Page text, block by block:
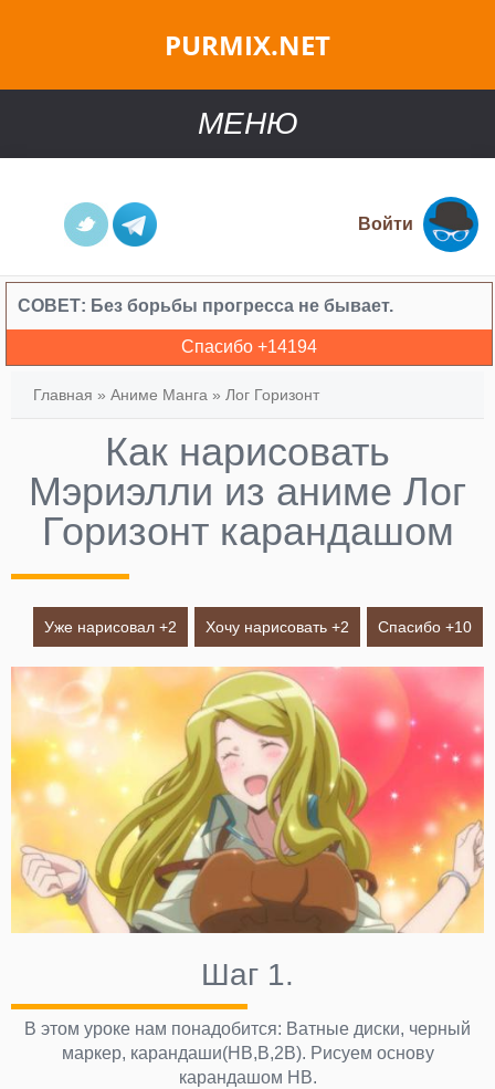
PURMIX.NET
МЕНЮ
Войти
СОВЕТ: Без борьбы прогресса не бывает.
Спасибо +14194
Главная » Аниме Манга » Лог Горизонт
Как нарисовать
Мэриэлли из аниме Лог
Горизонт карандашом
Уже нарисовал +2 Хочу нарисовать +2 Спасибо +10
Шаг 1.
В этом уроке нам понадобится: Ватные диски, черный
маркер, карандаши(HB,B,2B). Рисуем основу
карандашом HB.